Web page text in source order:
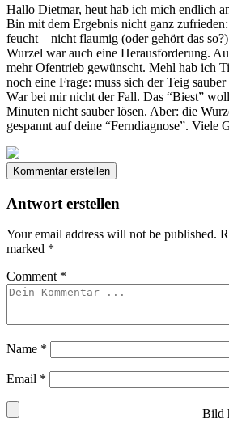
Hallo Dietmar, heut hab ich mich endlich
Bin mit dem Ergebnis nicht ganz
feucht – nicht flaumig (oder gehört das
Wurzel war auch eine Herausforderung.
mehr Ofentrieb gewünscht. Mehl hab ich
noch eine Frage: muss sich der Teig
War bei mir nicht der Fall. Das “Biest”
Minuten nicht sauber lösen. Aber: die
gespannt auf deine “Ferndiagnose”. Viele
Kommentar erstellen
Antwort erstellen
Your email address will not be published.
marked *
Comment *
Name *
Email *
Bild